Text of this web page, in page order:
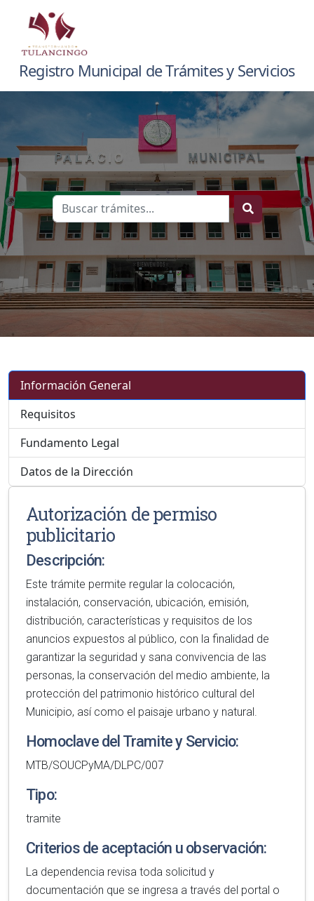
Registro Municipal de Trámites y Servicios
Información General
Requisitos
Fundamento Legal
Datos de la Dirección
Autorización de permiso
publicitario
Descripción:
Este trámite permite regular la colocación,
instalación, conservación, ubicación, emisión,
distribución, características y requisitos de los
anuncios expuestos al público, con la finalidad de
garantizar la seguridad y sana convivencia de las
personas, la conservación del medio ambiente, la
protección del patrimonio histórico cultural del
Municipio, así como el paisaje urbano y natural.
Homoclave del Tramite y Servicio:
MTB/SOUCPyMA/DLPC/007
Tipo:
tramite
Criterios de aceptación u observación:
La dependencia revisa toda solicitud y
documentación que se ingresa a través del portal o